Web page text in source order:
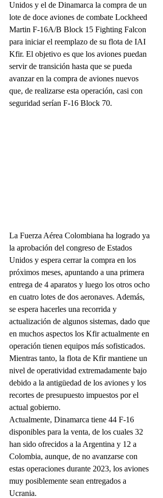
Unidos y el de Dinamarca la compra de un
lote de doce aviones de combate Lockheed
Martin F-16A/B Block 15 Fighting Falcon
para iniciar el reemplazo de su flota de IAI
Kfir. El objetivo es que los aviones puedan
servir de transición hasta que se pueda
avanzar en la compra de aviones nuevos
que, de realizarse esta operación, casi con
seguridad serían F-16 Block 70.
La Fuerza Aérea Colombiana ha logrado ya
la aprobación del congreso de Estados
Unidos y espera cerrar la compra en los
próximos meses, apuntando a una primera
entrega de 4 aparatos y luego los otros ocho
en cuatro lotes de dos aeronaves. Además,
se espera hacerles una recorrida y
actualización de algunos sistemas, dado que
en muchos aspectos los Kfir actualmente en
operación tienen equipos más sofisticados.
Mientras tanto, la flota de Kfir mantiene un
nivel de operatividad extremadamente bajo
debido a la antigüedad de los aviones y los
recortes de presupuesto impuestos por el
actual gobierno.
Actualmente, Dinamarca tiene 44 F-16
disponibles para la venta, de los cuales 32
han sido ofrecidos a la Argentina y 12 a
Colombia, aunque, de no avanzarse con
estas operaciones durante 2023, los aviones
muy posiblemente sean entregados a
Ucrania.